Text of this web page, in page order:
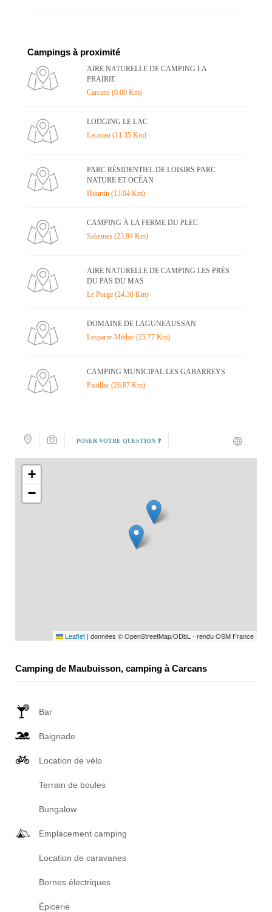
Campings à proximité
AIRE NATURELLE DE CAMPING LA
PRAIRIE
Carcans (0.00 Km)
LODGING LE LAC
Lacanau (11.35 Km)
PARC RÉSIDENTIEL DE LOISIRS PARC
NATURE ET OCÉAN
Hourtin (13.04 Km)
CAMPING À LA FERME DU PLEC
Salaunes (23.84 Km)
AIRE NATURELLE DE CAMPING LES PRÉS
DU PAS DU MAS
Le Porge (24.30 Km)
DOMAINE DE LAGUNEAUSSAN
Lesparre-Médoc (25.77 Km)
CAMPING MUNICIPAL LES GABARREYS
Pauillac (26.87 Km)
POSER VOTRE QUESTION ❓
+
−
Leaflet | données © OpenStreetMap/ODbL - rendu OSM France
Camping de Maubuisson, camping à Carcans
Bar
Baignade
Location de vélo
Terrain de boules
Bungalow
Emplacement camping
Location de caravanes
Bornes électriques
Épicerie